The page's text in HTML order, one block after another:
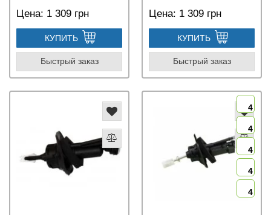
Цена: 1 309 грн
КУПИТЬ
Быстрый заказ
Цена: 1 309 грн
КУПИТЬ
Быстрый заказ
4
4
4
4
4